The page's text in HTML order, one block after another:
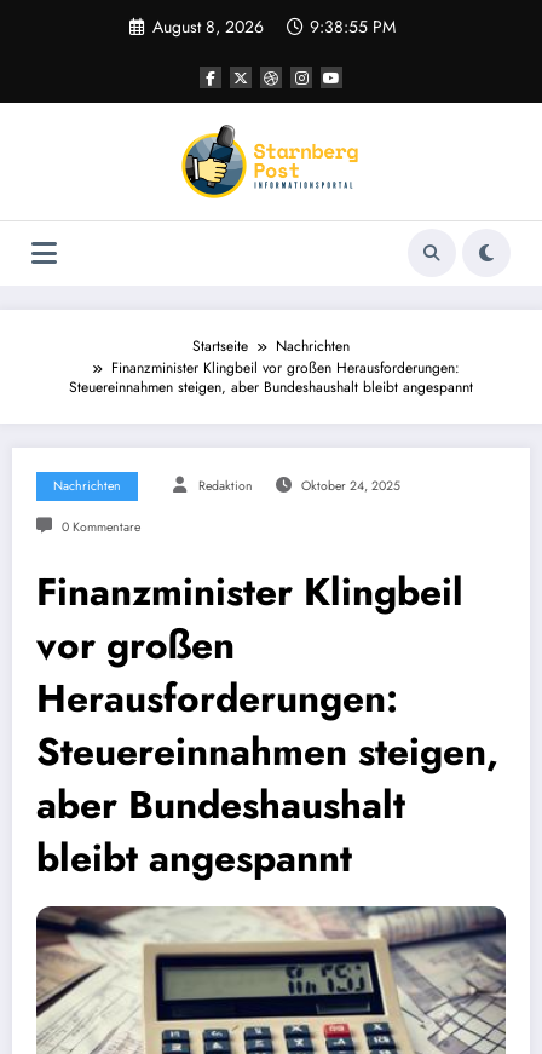
August 8, 2026 9:38:56 PM
Startseite
Nachrichten
Finanzminister Klingbeil vor großen Herausforderungen:
Steuereinnahmen steigen, aber Bundeshaushalt bleibt angespannt
Nachrichten Redaktion Oktober 24, 2025
0 Kommentare
Finanzminister Klingbeil
vor großen
Herausforderungen:
Steuereinnahmen steigen,
aber Bundeshaushalt
bleibt angespannt